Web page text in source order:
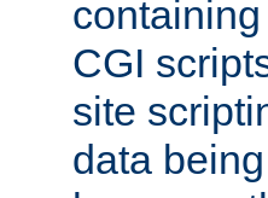
CGI
site
data